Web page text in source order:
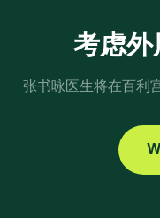
考虑外
张书咏医生将在百利